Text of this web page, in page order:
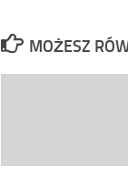
MOŻESZ